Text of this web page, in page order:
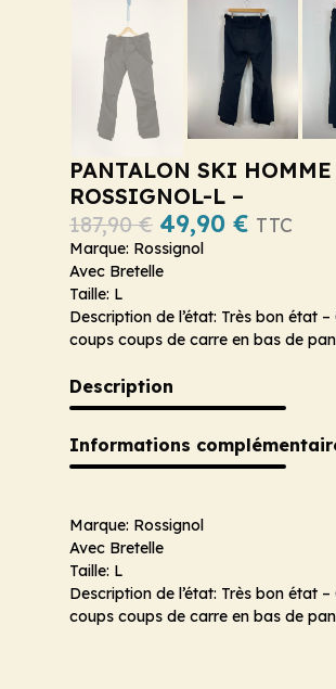
PANTALON SKI HOMME
ROSSIGNOL-L –
187,90€ 49,90 € TTC
Marque: Rossignol
Avec Bretelle
Taille: L
Description de l’état: Très bon état –
coups coups de carre en bas de
Description
Informations
Marque: Rossignol
Avec Bretelle
Taille: L
Description de l’état: Très bon état –
coups coups de carre en bas de